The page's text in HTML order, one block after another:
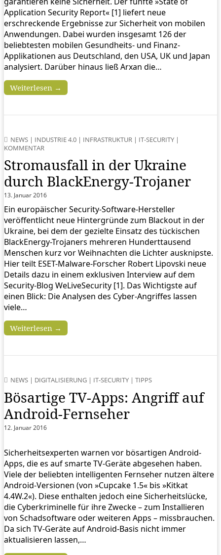
Application Security Report« [1] liefert neue
erschreckende Ergebnisse zur Sicherheit von mobilen
Anwendungen. Dabei wurden insgesamt 126 der
beliebtesten mobilen Gesundheits- und Finanz-
Applikationen aus Deutschland, den USA, UK und Japan
analysiert. Darüber hinaus ließ Arxan die…
Weiterlesen →
NEWS | INDUSTRIE 4.0 | INFRASTRUKTUR | IT-SECURITY |
KOMMENTAR
Stromausfall in der Ukraine
durch BlackEnergy-Trojaner
13. Januar 2016
Ein europäischer Security-Software-Hersteller
veröffentlicht neue Hintergründe zum Blackout in der
Ukraine, bei dem der gezielte Einsatz des tückischen
BlackEnergy-Trojaners mehreren Hunderttausend
Menschen kurz vor Weihnachten die Lichter ausknipste.
Hier teilt ESET-Malware-Forscher Robert Lipovski neue
Details dazu in einem exklusiven Interview auf dem
Security-Blog WeLiveSecurity [1]. Das Wichtigste auf
einen Blick: Die Analysen des Cyber-Angriffes lassen
viele…
Weiterlesen →
NEWS | DIGITALISIERUNG | IT-SECURITY | TIPPS
Bösartige TV-Apps: Angriff auf
Android-Fernseher
12. Januar 2016
Sicherheitsexperten warnen vor bösartigen Android-
Apps, die es auf smarte TV-Geräte abgesehen haben.
Viele der beliebten intelligenten Fernseher nutzen ältere
Android-Versionen (von »Cupcake 1.5« bis »Kitkat
4.4W.2«). Diese enthalten jedoch eine Sicherheitslücke,
die Cyberkriminelle für ihre Zwecke – zum Installieren
von Schadsoftware oder weiteren Apps – missbrauchen.
Da sich TV-Geräte auf Android-Basis nicht immer
aktualisieren lassen,…